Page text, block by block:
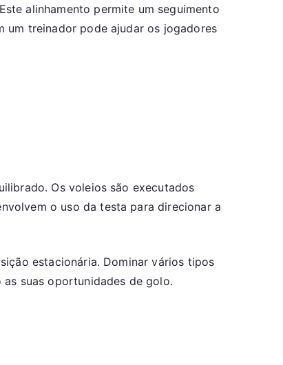
alinhamento permite um seguimento
um treinador pode ajudar os jogadores
Os voleios são executados
o uso da testa para direcionar a
estacionária. Dominar vários tipos
suas oportunidades de golo.